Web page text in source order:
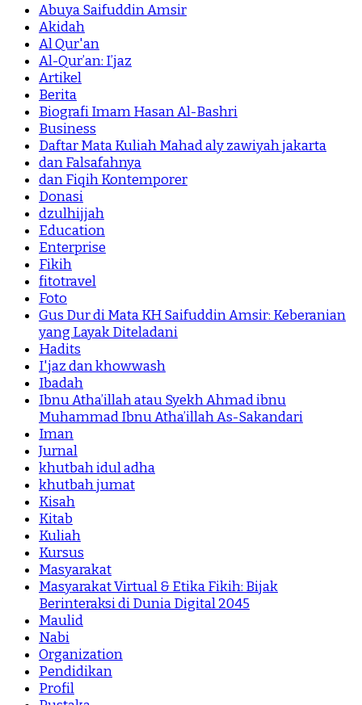
Abuya Saifuddin Amsir
Akidah
Al Qur'an
Al-Qur’an: I’jaz
Artikel
Berita
Biografi Imam Hasan Al-Bashri
Business
Daftar Mata Kuliah Mahad aly zawiyah jakarta
dan Falsafahnya
dan Fiqih Kontemporer
Donasi
dzulhijjah
Education
Enterprise
Fikih
fitotravel
Foto
Gus Dur di Mata KH Saifuddin Amsir: Keberanian
yang Layak Diteladani
Hadits
I'jaz dan khowwash
Ibadah
Ibnu Atha’illah atau Syekh Ahmad ibnu
Muhammad Ibnu Atha’illah As-Sakandari
Iman
Jurnal
khutbah idul adha
khutbah jumat
Kisah
Kitab
Kuliah
Kursus
Masyarakat
Masyarakat Virtual & Etika Fikih: Bijak
Berinteraksi di Dunia Digital 2045
Maulid
Nabi
Organization
Pendidikan
Profil